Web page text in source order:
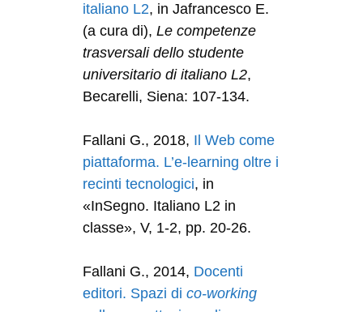
italiano L2, in Jafrancesco E.
(a cura di),Le competenze
trasversali dello studente
universitario di italiano L2,
Becarelli, Siena: 107-134.
Fallani G., 2018, Il Web come
piattaforma. L’e-learning oltre i
recinti tecnologici, in
«InSegno. Italiano L2 in
classe», V, 1-2, pp. 20-26.
Fallani G., 2014, Docenti
editori. Spazi dico-working